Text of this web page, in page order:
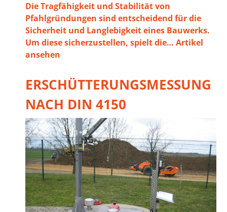
Die Tragfähigkeit und Stabilität von
Pfahlgründungen sind entscheidend für die
Sicherheit und Langlebigkeit eines Bauwerks.
Um diese sicherzustellen, spielt die… Artikel
ansehen
ERSCHÜTTERUNGSMESSUNG
NACH DIN 4150